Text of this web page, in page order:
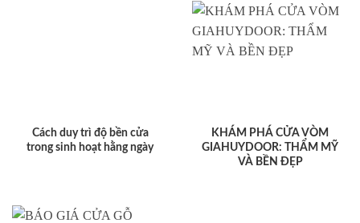
Cách duy trì độ bền cửa
trong sinh hoạt hằng ngày
KHÁM PHÁ CỬA VÒM
GIAHUYDOOR: THẨM MỸ
VÀ BỀN ĐẸP